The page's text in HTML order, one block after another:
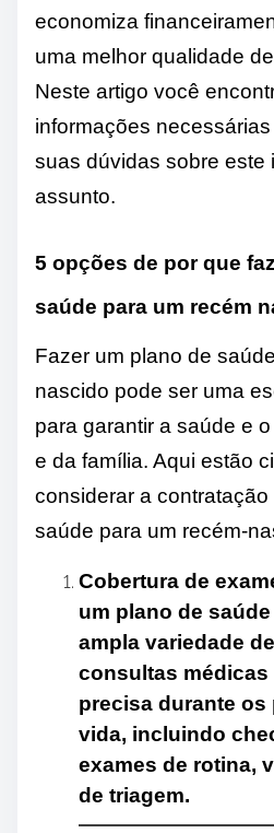
economiza
uma melhor qualidade
Neste artigo você
informações
suas dúvidas sobre este
assunto.
5 opções de por que
saúde para um recém
Fazer um plano de
nascido pode ser uma
para garantir a saúde e
e da família. Aqui estão
considerar a
saúde para um recém-
Cobertura de
um plano de
ampla variedade
consultas médicas
precisa durante os
vida, incluindo
exames de rotina,
de triagem.